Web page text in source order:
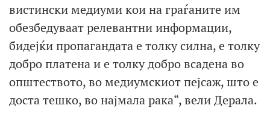
вистински медиуми кои на граѓаните им
обезбедуваат релевантни информации,
бидејќи пропагандата е толку силна, е толку
добро платена и е толку добро всадена во
општеството, во медиумскиот пејсаж, што е
доста тешко, во најмала рака“, вели Дерала.